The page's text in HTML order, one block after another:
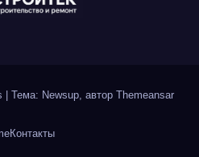
Тема: Newsup, автор Themeansar
Контакты